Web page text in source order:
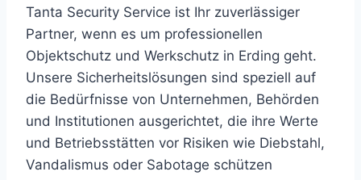
Tanta Security Service ist Ihr zuverlässiger
Partner, wenn es um professionellen
Objektschutz und Werkschutz in Erding geht.
Unsere Sicherheitslösungen sind speziell auf
die Bedürfnisse von Unternehmen, Behörden
und Institutionen ausgerichtet, die ihre Werte
und Betriebsstätten vor Risiken wie Diebstahl,
Vandalismus oder Sabotage schützen